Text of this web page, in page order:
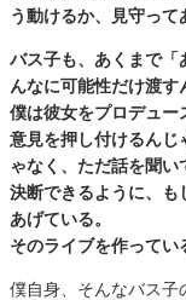
う動けるか、見守って
バス子も、あくまで「
んなに可能性だけ渡す
僕は彼女をプロデュー
意見を押し付けるんじ
ゃなく、ただ話を聞
決断できるように、も
あげている。
そのライブを作ってい
僕自身、そんなバス子